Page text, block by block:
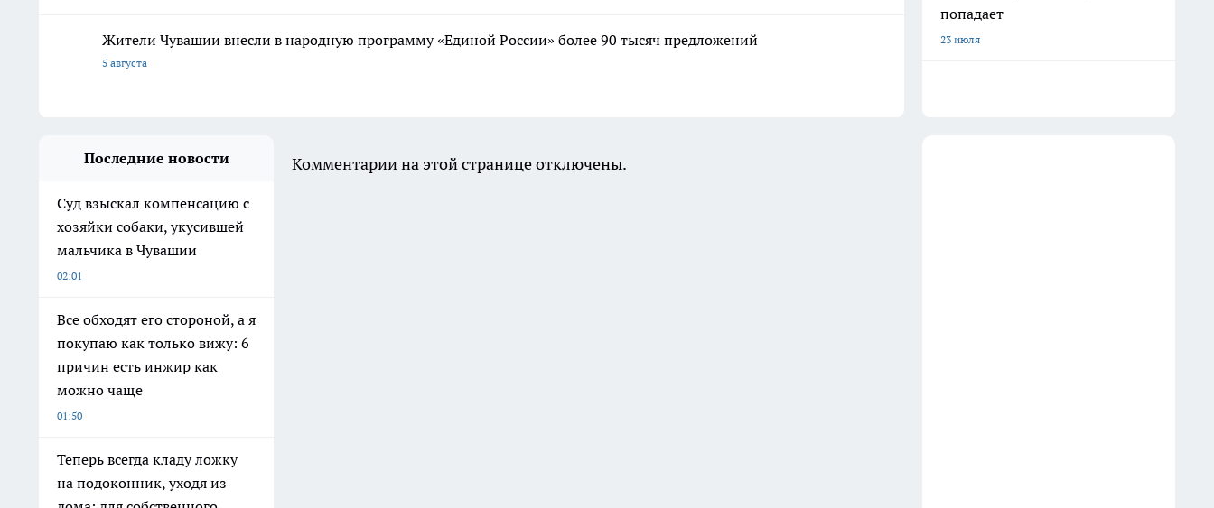
Жители Чувашии внесли в народную программу «Единой России» более 90 тысяч предложений
5 августа
попадает
23 июля
Последние новости
Суд взыскал компенсацию с
хозяйки собаки, укусившей
мальчика в Чувашии
02:01
Все обходят его стороной, а я
покупаю как только вижу: 6
причин есть инжир как
можно чаще
01:50
Теперь всегда кладу ложку
на подоконник, уходя из
Комментарии на этой странице отключены.